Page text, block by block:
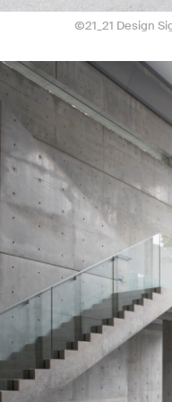
Ⓒ21_21 Design